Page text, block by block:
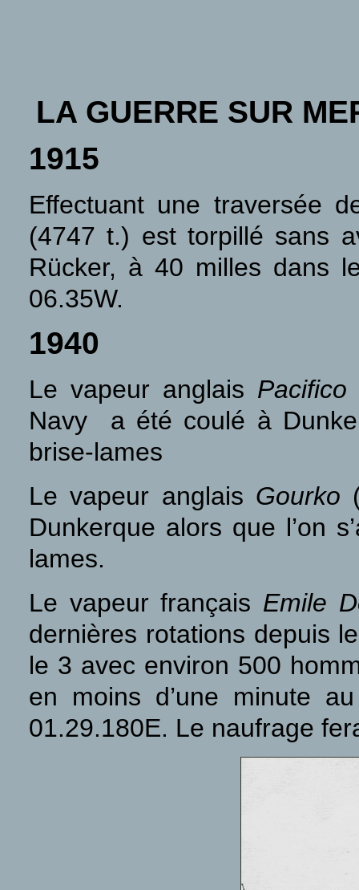
LA GUERRE SUR
1915
Effectuant une traversée
(4747 t.) est torpillé sans
Rücker, à 40 milles dans
06.35W.
1940
Le vapeur anglais Pacifico
Navy a été coulé à
brise-lames
Le vapeur anglais Gourko
Dunkerque alors que l’on
lames.
Le vapeur français Emile
dernières rotations depuis
le 3 avec environ 500
en moins d’une minute
01.29.180E. Le naufrage